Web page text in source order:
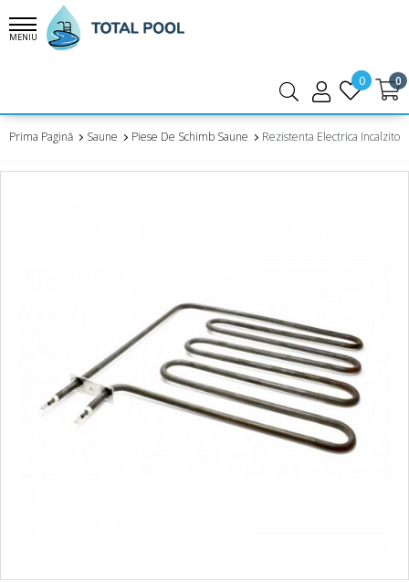
MENIU
0 0
Prima Pagină Saune Piese De Schimb Saune Rezistenta Electrica